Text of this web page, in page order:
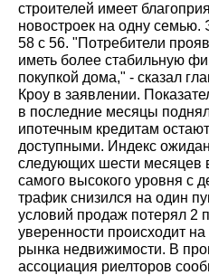
строителей имеет
новостроек на одну
58 с 56. "Потребители
иметь более стабильную
покупкой дома," - сказал
Кроу в заявлении.
в последние месяцы
ипотечным кредитам
доступными. Индекс
следующих шести месяцев
самого высокого уровня с
трафик снизился на один
условий продаж потерял 2
уверенности происходит
рынка недвижимости. В
ассоциация риелторов